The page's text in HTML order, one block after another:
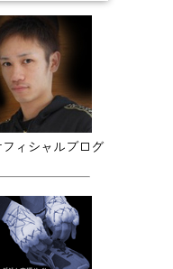
ィシャルブログ